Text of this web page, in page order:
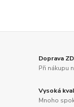
Doprava
Při nákupu
Vysoká
Mnoho